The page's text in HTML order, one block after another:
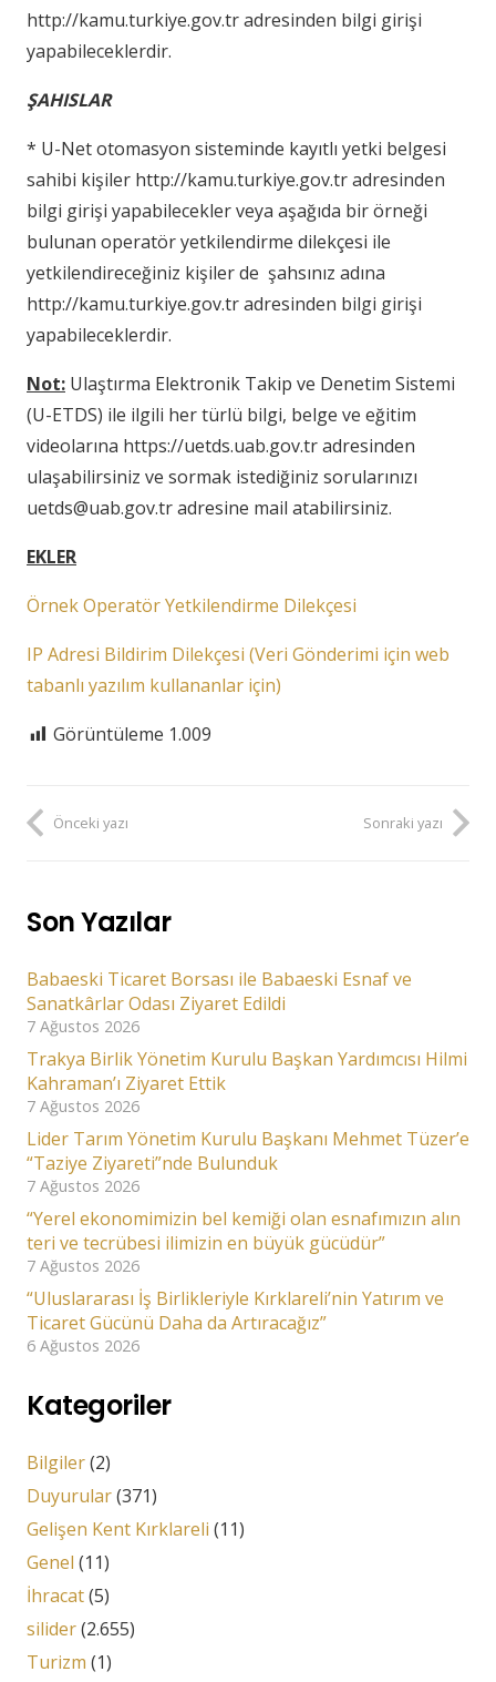
http://kamu.turkiye.gov.tr adresinden bilgi girişi
yapabileceklerdir.
ŞAHISLAR
* U-Net otomasyon sisteminde kayıtlı yetki belgesi
sahibi kişiler http://kamu.turkiye.gov.tr adresinden
bilgi girişi yapabilecekler veya aşağıda bir örneği
bulunan operatör yetkilendirme dilekçesi ile
yetkilendireceğiniz kişiler de şahsınız adına
http://kamu.turkiye.gov.tr adresinden bilgi girişi
yapabileceklerdir.
Not: Ulaştırma Elektronik Takip ve Denetim Sistemi
(U-ETDS) ile ilgili her türlü bilgi, belge ve eğitim
videolarına https://uetds.uab.gov.tr adresinden
ulaşabilirsiniz ve sormak istediğiniz sorularınızı
uetds@uab.gov.tradresine mail atabilirsiniz.
EKLER
Örnek Operatör Yetkilendirme Dilekçesi
IP Adresi Bildirim Dilekçesi (Veri Gönderimi için web
tabanlı yazılım kullananlar için)
Görüntüleme 1.009
Önceki yazı Sonraki yazı
Son Yazılar
Babaeski Ticaret Borsası ile Babaeski Esnaf ve
Sanatkârlar Odası Ziyaret Edildi
7 Ağustos 2026
Trakya Birlik Yönetim Kurulu Başkan Yardımcısı Hilmi
Kahraman’ı Ziyaret Ettik
7 Ağustos 2026
Lider Tarım Yönetim Kurulu Başkanı Mehmet Tüzer’e
“Taziye Ziyareti”nde Bulunduk
7 Ağustos 2026
“Yerel ekonomimizin bel kemiği olan esnafımızın alın
teri ve tecrübesi ilimizin en büyük gücüdür”
7 Ağustos 2026
“Uluslararası İş Birlikleriyle Kırklareli’nin Yatırım ve
Ticaret Gücünü Daha da Artıracağız”
6 Ağustos 2026
Kategoriler
Bilgiler(2)
Duyurular(371)
Gelişen Kent Kırklareli (11)
Genel (11)
İhracat(5)
silider(2.655)
Turizm (1)